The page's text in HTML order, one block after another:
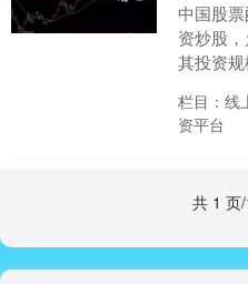
中国股
资炒股
其投资
势： 首
者提供
栏目：线
资平台
共 1 页